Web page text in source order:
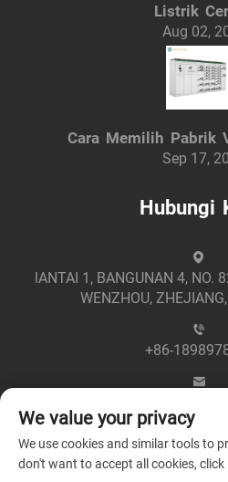
Listrik
Aug 02,
Cara Memilih Pabrik
Sep 17,
Hubungi
lANTAI 1, BANGUNAN 4, NO.
WENZHOU,
+86-
We value your privacy
We use cookies and similar tools to
don't want to accept all cookies, click